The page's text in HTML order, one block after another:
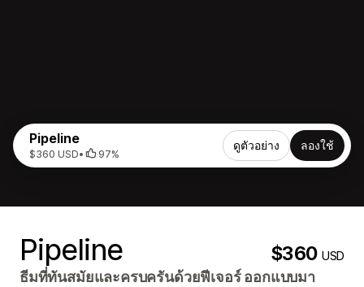
Pipeline
$360 USD• 97%
ดูตัวอย่าง ลองใช้
Pipeline $360USD
ธีมที่ทันสมัยและครบครันด้วยฟีเจอร์ ออกแบบมา